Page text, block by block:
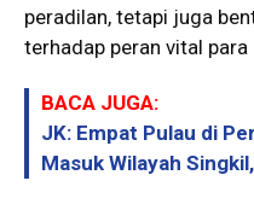
peradilan, tetapi juga
terhadap peran vital para
BACA JUGA:
JK: Empat Pulau di
Masuk Wilayah